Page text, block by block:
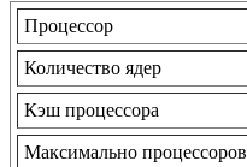
Процессор
Количество ядер
Кэш процессора
Максимально процессоров